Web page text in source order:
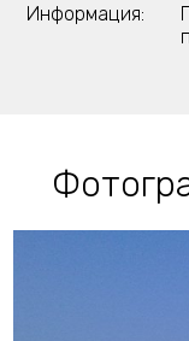
Информация: